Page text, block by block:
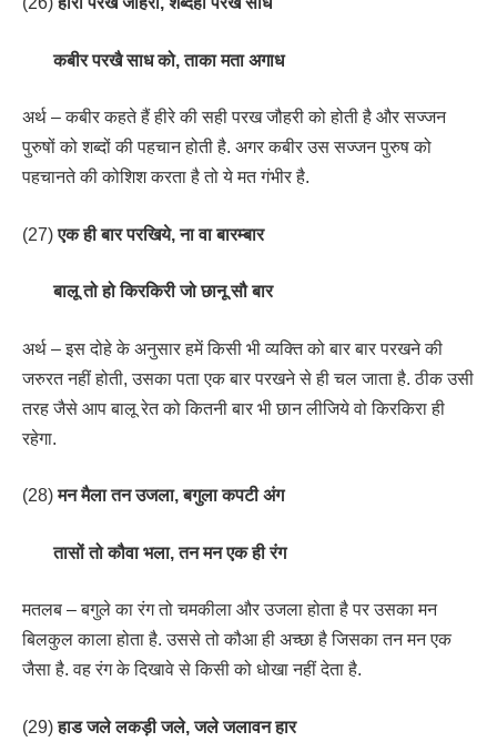
कबीर परखै साध को, ताका मता अगाध
अर्थ – कबीर कहते हैं हीरे की सही परख जौहरी को होती है और सज्जन
पुरुषों को शब्दों की पहचान होती है. अगर कबीर उस सज्जन पुरुष को
पहचानते की कोशिश करता है तो ये मत गंभीर है.
(27)एक ही बार परखिये, ना वा बारम्बार
बालू तो हो किरकिरी जो छानू सौ बार
अर्थ – इस दोहे के अनुसार हमें किसी भी व्यक्ति को बार बार परखने की
जरुरत नहीं होती, उसका पता एक बार परखने से ही चल जाता है. ठीक उसी
तरह जैसे आप बालू रेत को कितनी बार भी छान लीजिये वो किरकिरा ही
रहेगा.
(28)मन मैला तन उजला, बगुला कपटी अंग
तासों तो कौवा भला, तन मन एक ही रंग
मतलब – बगुले का रंग तो चमकीला और उजला होता है पर उसका मन
बिलकुल काला होता है. उससे तो कौआ ही अच्छा है जिसका तन मन एक
जैसा है. वह रंग के दिखावे से किसी को धोखा नहीं देता है.
(29)हाड जले लकड़ी जले, जले जलावन हार